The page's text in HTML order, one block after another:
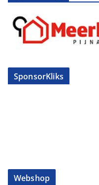
SponsorKliks
Webshop